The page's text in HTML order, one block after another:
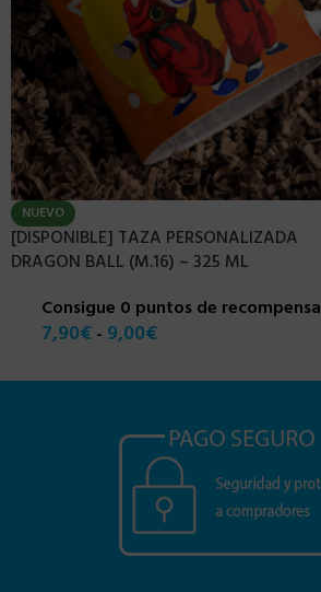
NUEVO
[DISPONIBLE] TAZA PERSONALIZADA
DRAGON BALL (M.16) – 325 ML
Consigue 0 puntos de recompensa
7,90€- 9,00€